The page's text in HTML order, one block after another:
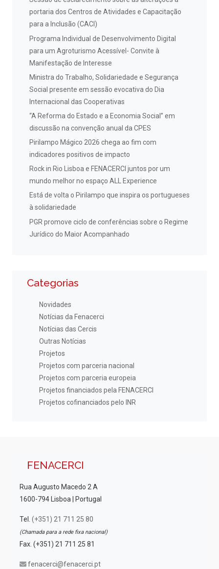
portaria dos Centros de Atividades e Capacitação
para a Inclusão (CACI)
Programa Individual de Desenvolvimento Digital
para um Agroturismo Acessível- Convite à
Manifestação de Interesse
Ministra do Trabalho, Solidariedade e Segurança
Social presente em sessão evocativa do Dia
Internacional das Cooperativas
“A Reforma do Estado e a Economia Social” em
discussão na convenção anual da CPES
Pirilampo Mágico 2026 chega ao fim com
indicadores positivos de impacto
Rock in Rio Lisboa e FENACERCI juntos por um
mundo melhor no espaço ALL Experience
Está de volta o Pirilampo que inspira os portugueses
à solidariedade
PGR promove ciclo de conferências sobre o Regime
Jurídico do Maior Acompanhado
Categorias
Novidades
Notícias da Fenacerci
Notícias das Cercis
Outras Notícias
Projetos
Projetos com parceria nacional
Projetos com parceria europeia
Projetos financiados pela FENACERCI
Projetos cofinanciados pelo INR
FENACERCI
Rua Augusto Macedo 2 A
1600-794 Lisboa | Portugal
Tel. (+351) 21 711 25 80
(Chamada para a rede fixa nacional)
Fax. (+351) 21 711 25 81
fenacerci@fenacerci.pt